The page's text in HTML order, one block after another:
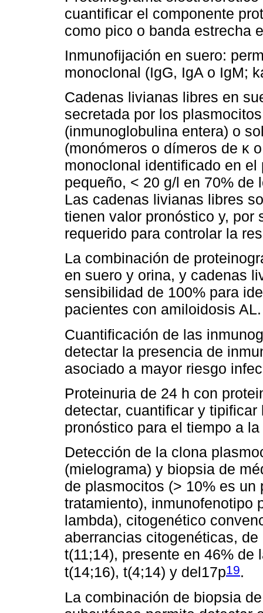
cuantificar el componente
como pico o banda estrecha
Inmunofijación en suero:
monoclonal (IgG, IgA o IgM;
Cadenas livianas libres en
secretada por los
(inmunoglobulina entera) o
(monómeros o dímeros de κ
monoclonal identificado en
pequeño, < 20 g/l en 70% de
Las cadenas livianas libres
tienen valor pronóstico y, por
requerido para controlar la
La combinación de
en suero y orina, y cadenas
sensibilidad de 100% para
pacientes con amiloidosis AL.
Cuantificación de las
detectar la presencia de
asociado a mayor riesgo
Proteinuria de 24 h con
detectar, cuantificar y
pronóstico para el tiempo a
Detección de la clona
(mielograma) y biopsia de
de plasmocitos (> 10% es
tratamiento), inmunofenotipo
lambda), citogenético
aberrancias citogenéticas,
t(11;14), presente en 46%
t(14;16), t(4;14) y del17p19.
La combinación de biopsia